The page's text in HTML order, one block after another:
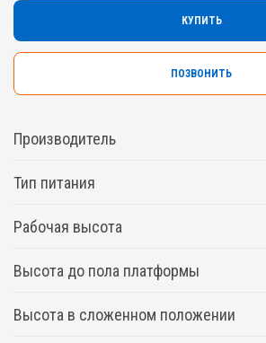
КУПИТЬ
ПОЗВОНИТЬ
Производитель
Тип питания
Рабочая высота
Высота до пола платформы
Высота в сложенном положении